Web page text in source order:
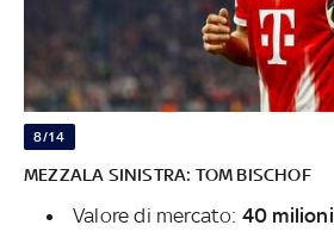
8/14
MEZZALA SINISTRA: TOM BISCHOF
Valore di mercato: 40 milioni